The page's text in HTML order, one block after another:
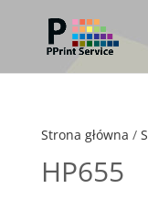
Strona główna /
HP655